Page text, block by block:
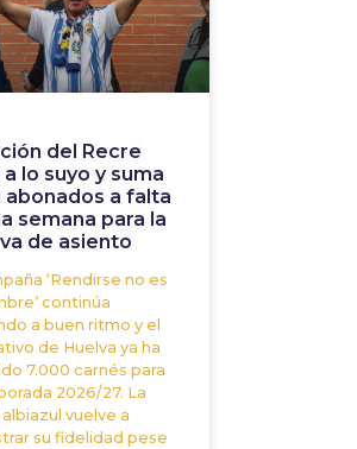
del Recre
lo suyo y suma
abonados a falta
semana para la
de asiento
‘Rendirse no es
continúa
a buen ritmo y el
de Huelva ya ha
7.000 carnés para
2026/27. La
vuelve a
su fidelidad pese